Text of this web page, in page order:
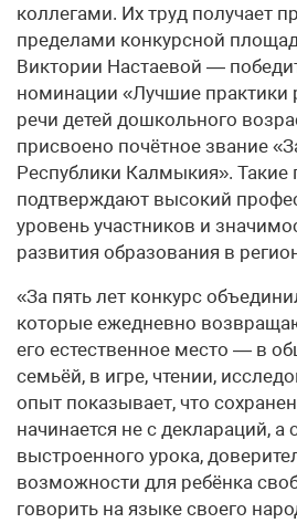
коллегами. Их труд получает
пределами конкурсной
Виктории Настаевой —
номинации «Лучшие практики
речи детей дошкольного
присвоено почётное звание
Республики Калмыкия».
подтверждают высокий
уровень участников и
развития образования в
«За пять лет конкурс
которые ежедневно
его естественное место — в
семьёй, в игре, чтении,
опыт показывает, что
начинается не с деклараций,
выстроенного урока,
возможности для ребёнка
говорить на языке своего